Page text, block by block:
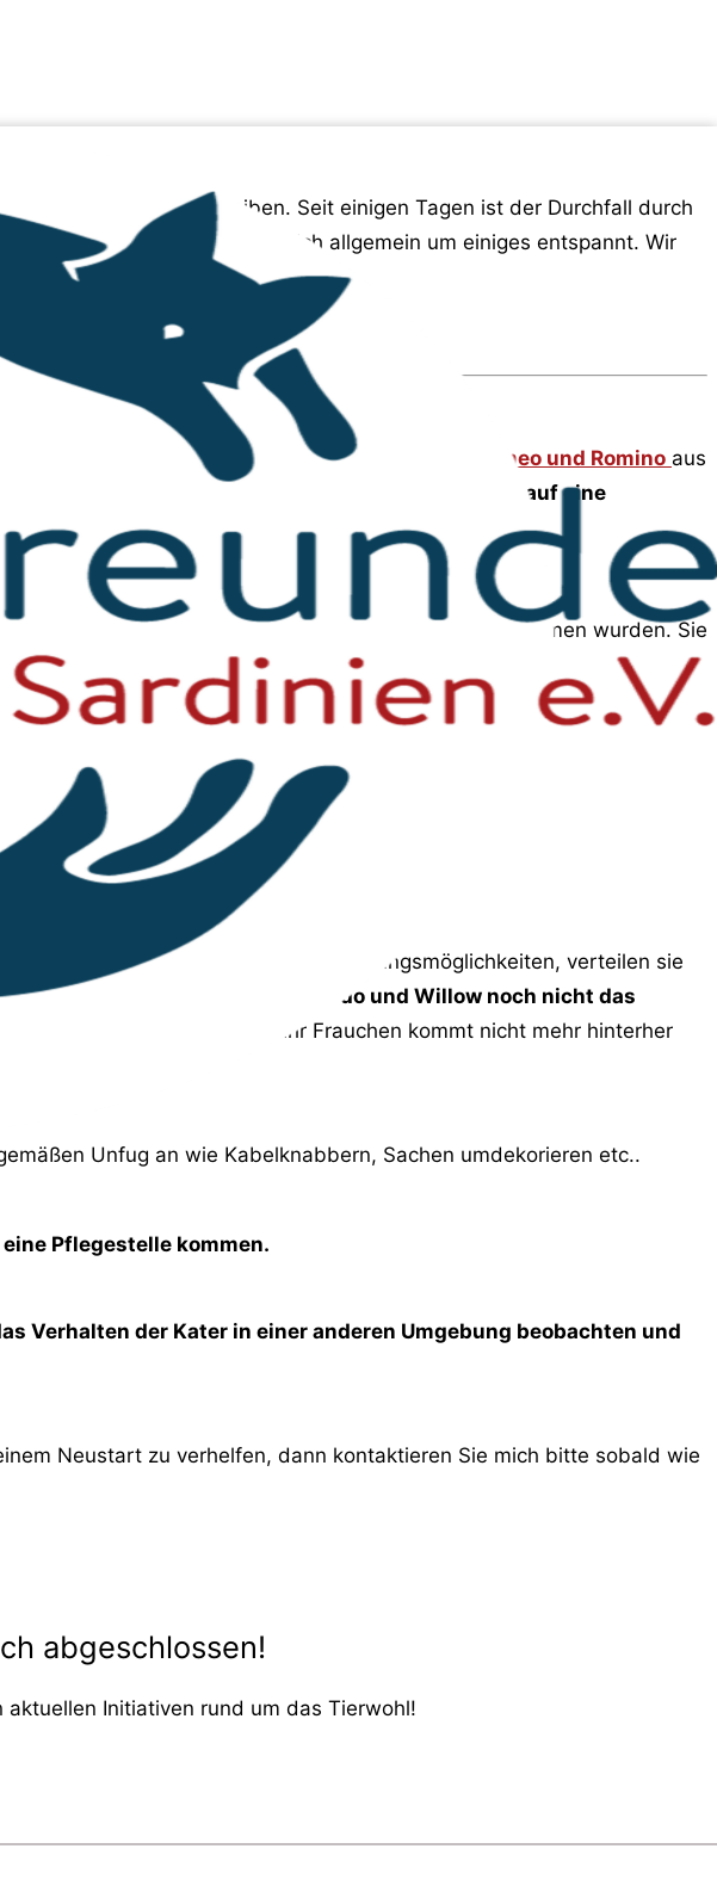
bei seiner Familie bleiben. Seit einigen Tagen ist der Durchfall durch
erfolgen. Die Situation hat sich allgemein um einiges entspannt. Wir
Katerchen Frodo und Willow, auch bekannt als Romeo und Romino aus
bringen.
Sie müssen dringend umgesetzt werden auf eine
in eine Tierpension ziehen.
in eine liebe Familie, in der sie mit Freude aufgenommen wurden. Sie
und mangels räumlicher Trennungsmöglichkeiten, verteilen sie
Wochen an, jedoch
haben Frodo und Willow noch nicht das
zu erraten. Sie markieren. Ihr Frauchen kommt nicht mehr hinterher
Unfug an wie Kabelknabbern, Sachen umdekorieren etc..
Pflegestelle kommen.
Verhalten der Kater in einer anderen Umgebung beobachten und
Neustart zu verhelfen, dann kontaktieren Sie mich bitte sobald wie
abgeschlossen!
aktuellen Initiativen rund um das Tierwohl!